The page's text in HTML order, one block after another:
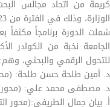
كريمة من اتحاد مجالس
الوزارة، وذلك في الفترة من 23 إلى 27 أبريل 2026م.
شملت الدورة برنامجاً مكثفاً
الجامعة نخبة من الكوادر
للتحول الرقمي والبحثي، وهم:
د. أمين طلحة حسن طلحة: (محور
د. مصطفى محمد علي: (محور
أ. بيان جمال الطريفي:(محور